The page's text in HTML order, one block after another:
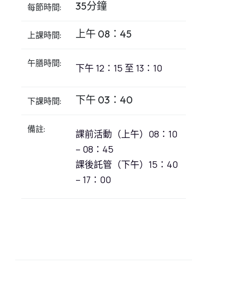
每節時間: 35分鐘
上課時間: 上午 08：45
午膳時間: 下午 12：15 至 13：10
下課時間: 下午 03：40
備註:
課前活動（上午）08：10
– 08：45
課後託管（下午）15：40
– 17：00